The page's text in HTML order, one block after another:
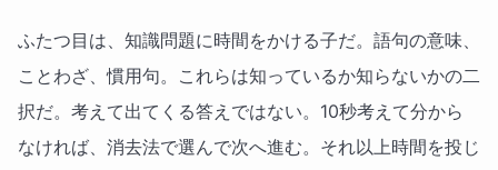
ふたつ目は、知識問題に時間をかける子だ。語句の意味、
ことわざ、慣用句。これらは知っているか知らないかの二
択だ。考えて出てくる答えではない。10秒考えて分から
なければ、消去法で選んで次へ進む。それ以上時間を投じ